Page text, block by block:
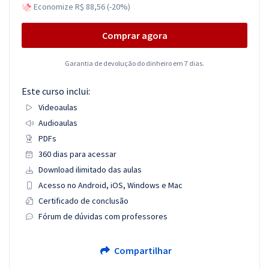
Economize R$ 88,56 (-20%)
Comprar agora
Garantia de devolução do dinheiro em 7 dias.
Este curso inclui:
Videoaulas
Audioaulas
PDFs
360 dias para acessar
Download ilimitado das aulas
Acesso no Android, iOS, Windows e Mac
Certificado de conclusão
Fórum de dúvidas com professores
Compartilhar